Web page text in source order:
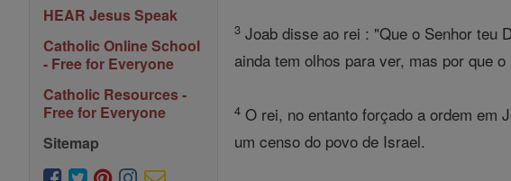
HEAR Jesus Speak
Catholic Online School
- Free for Everyone
Catholic Resources -
Free for Everyone
Sitemap
3 Joab disse ao rei : "Que o Senhor teu
ainda tem olhos para ver, mas por que
4 O rei, no entanto forçado a ordem em
um censo do povo de Israel.